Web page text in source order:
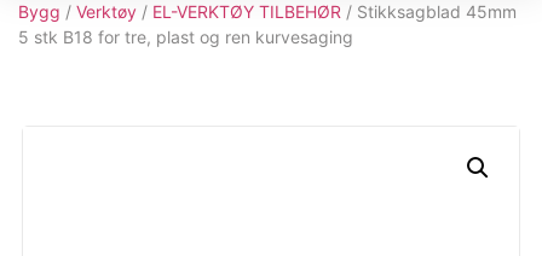
Bygg / Verktøy / EL-VERKTØY TILBEHØR / Stikksagblad 45mm
5 stk B18 for tre, plast og ren kurvesaging